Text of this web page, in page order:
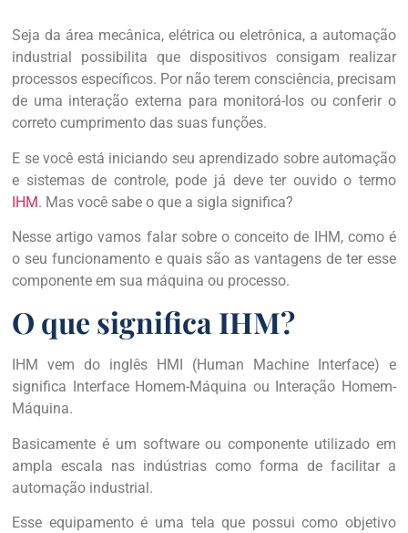
Seja da área mecânica, elétrica ou eletrônica, a automação
industrial possibilita que dispositivos consigam realizar
processos específicos. Por não terem consciência, precisam
de uma interação externa para monitorá-los ou conferir o
correto cumprimento das suas funções.
E se você está iniciando seu aprendizado sobre automação
e sistemas de controle, pode já deve ter ouvido o termo
IHM. Mas você sabe o que a sigla significa?
Nesse artigo vamos falar sobre o conceito de IHM, como é
o seu funcionamento e quais são as vantagens de ter esse
componente em sua máquina ou processo.
O que significa IHM?
IHM vem do inglês HMI (Human Machine Interface) e
significa Interface Homem-Máquina ou Interação Homem-
Máquina.
Basicamente é um software ou componente utilizado em
ampla escala nas indústrias como forma de facilitar a
automação industrial.
Esse equipamento é uma tela que possui como objetivo